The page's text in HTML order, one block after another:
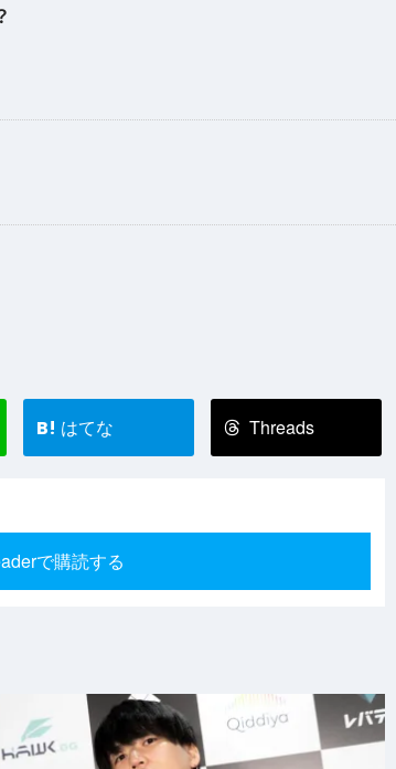
B! はてな Threads
で購読する